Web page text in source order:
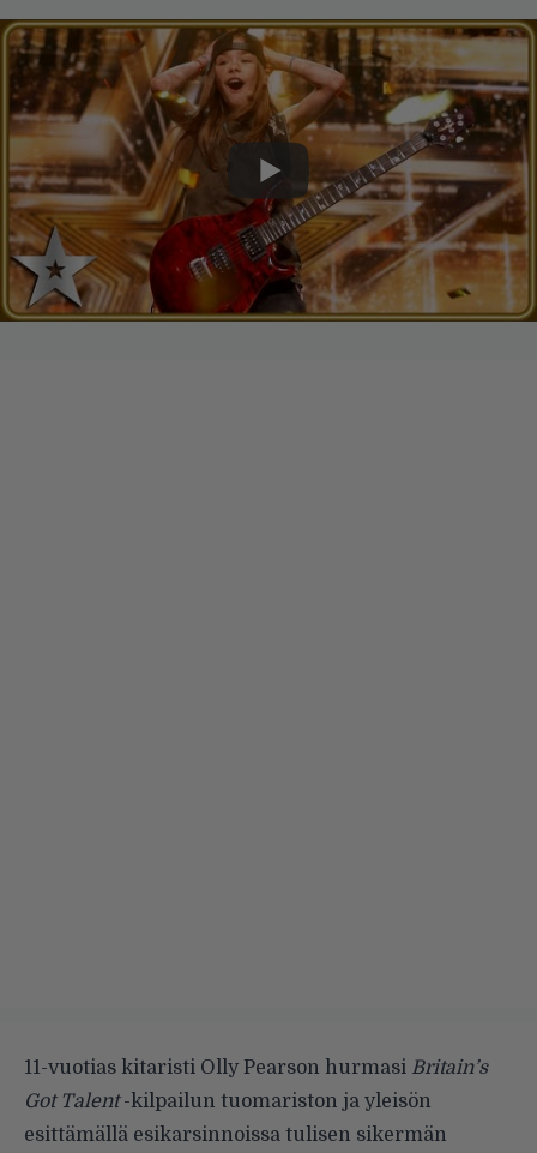
11-vuotias kitaristi Olly Pearson hurmasi Britain’s
Got Talent-kilpailun tuomariston ja yleisön
esittämällä esikarsinnoissa tulisen sikermän